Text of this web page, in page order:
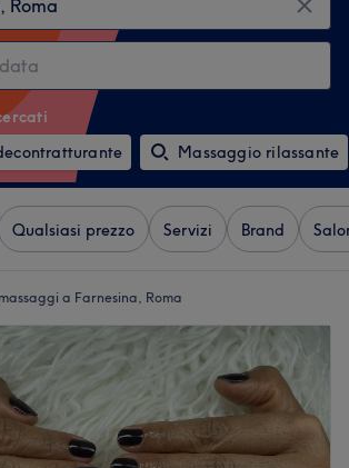
Massaggio rilassante
Qualsiasi prezzo Servizi Brand
massaggi a Farnesina, Roma